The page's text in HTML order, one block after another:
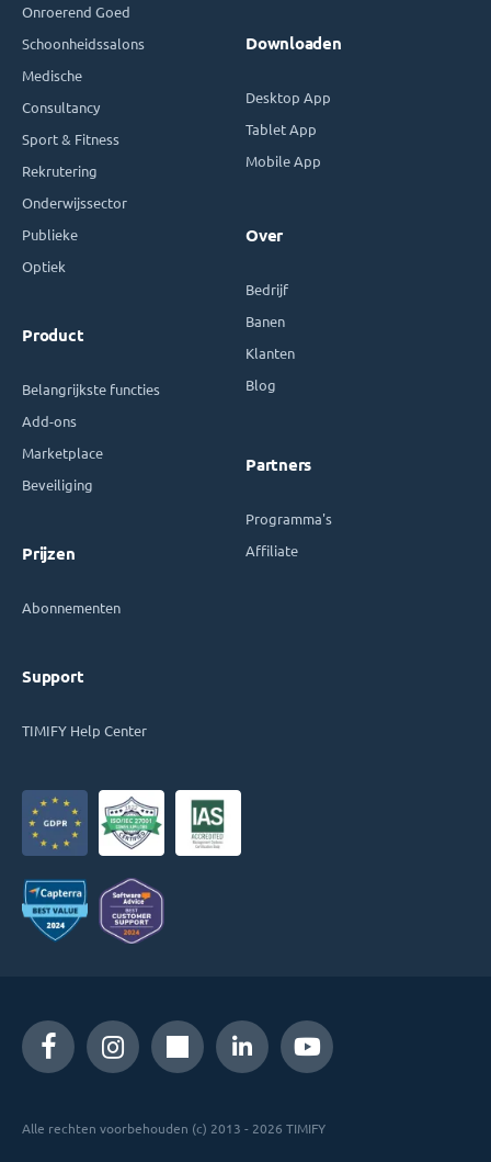
Onroerend Goed
Schoonheidssalons
Medische
Consultancy
Sport & Fitness
Rekrutering
Onderwijssector
Publieke
Optiek
Product
Belangrijkste functies
Add-ons
Marketplace
Beveiliging
Prijzen
Abonnementen
Support
TIMIFY Help Center
Downloaden
Desktop App
Tablet App
Mobile App
Over
Bedrijf
Banen
Klanten
Blog
Partners
Programma's
Affiliate
Alle rechten voorbehouden (c) 2013 - 2026 TIMIFY